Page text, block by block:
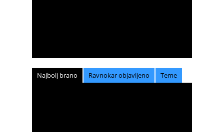
Najbolj brano Ravnokar objavljeno Teme